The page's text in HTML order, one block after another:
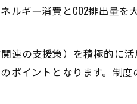
ギー消費とCO2排出量を
連の支援策）を積極的に
ポイントとなります。制度